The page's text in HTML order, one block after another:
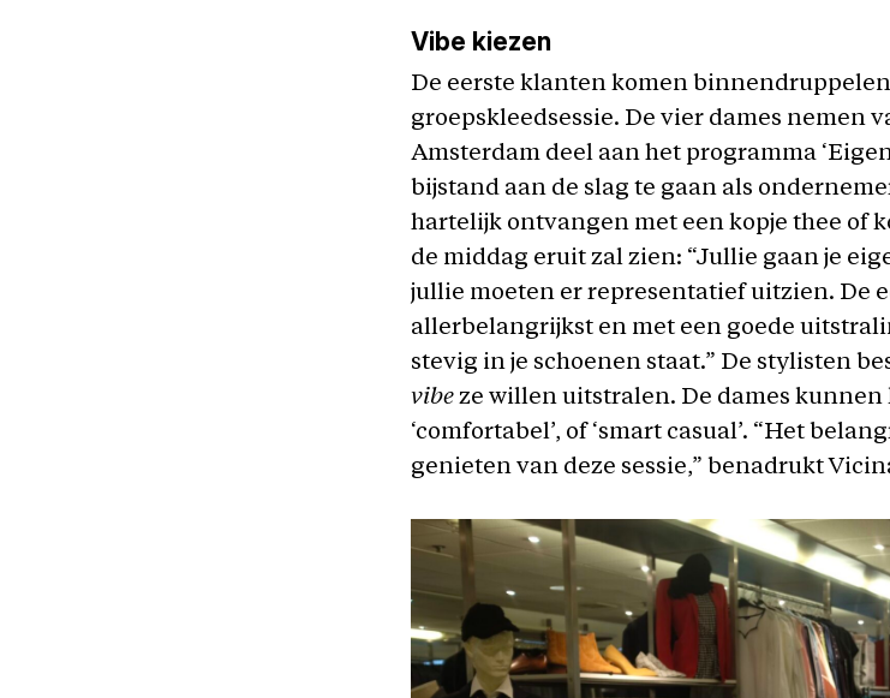
Vibe kiezen
De eerste klanten komen
groepskleedsessie. De vier dames nemen
Amsterdam deel aan het programma
bijstand aan de slag te gaan als
hartelijk ontvangen met een kopje thee of
de middag eruit zal zien: “Jullie gaan je
jullie moeten er representatief uitzien. De
allerbelangrijkst en met een goede
stevig in je schoenen staat.” De stylisten
vibe ze willen uitstralen. De dames kunnen
‘comfortabel’, of ‘smart casual’. “Het
genieten van deze sessie,” benadrukt